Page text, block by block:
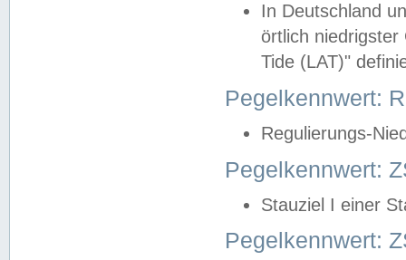
In Deutschland
örtlich
Tide (LAT)"
Pegelkennwert:
Regulierungs-
Pegelkennwert:
Stauziel I einer
Pegelkennwert: